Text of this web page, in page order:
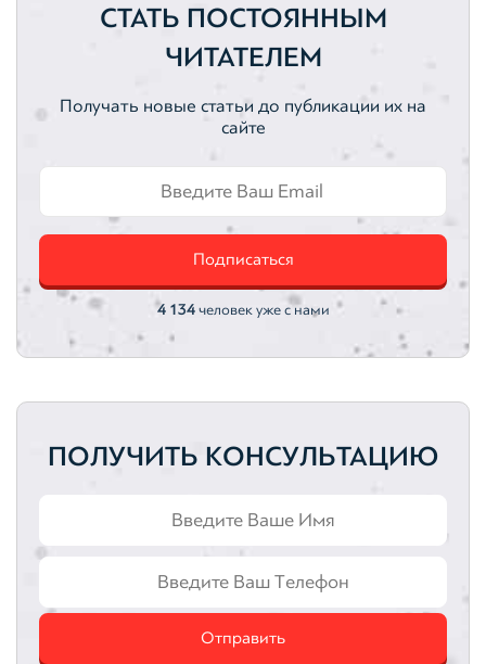
Активы
Нематериальные активы Вебинары
Автотранспортные средства
Интеллектуальная собственность Оценка акций
СТАТЬ ПОСТОЯННЫМ
ЧИТАТЕЛЕМ
Получать новые статьи до публикации их на
сайте
Подписаться
4 134человек уже с нами
ПОЛУЧИТЬ КОНСУЛЬТАЦИЮ
Отправить